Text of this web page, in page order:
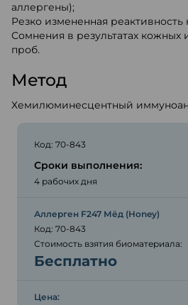
аллергены);
Резко измененная реактивность
Сомнения в результатах
проб.
Метод
Хемилюминесцентный
Код: 70-843
Сроки выполнения:
4 рабочих дня
Аллерген F247 Мёд (Honey)
Код: 70-843
Стоимость взятия биоматериала:
Бесплатно
Цена: